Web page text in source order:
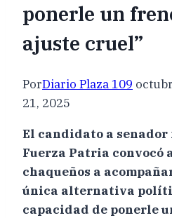
ponerle un
ajuste cruel”
PorDiario Plaza 109
21, 2025
El candidato a
Fuerza Patria convocó
chaqueños a
única alternativa
capacidad de ponerle